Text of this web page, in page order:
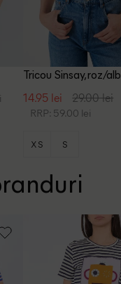
Tricou Sinsay, roz/alb
14.95 lei 29.00 lei
RRP: 59.00 lei
XS S